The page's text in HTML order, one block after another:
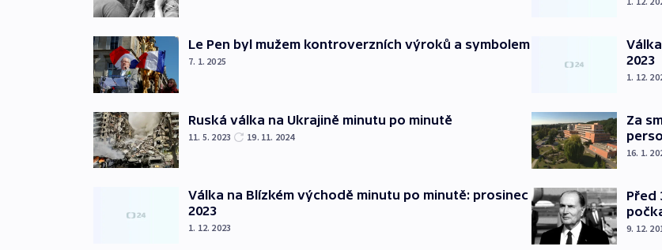
Le Pen byl mužem kontroverzních výroků a symbolem
7. 1. 2025
Ruská válka na Ukrajině minutu po minutě
11. 5. 2023 19. 11. 2024
Válka na Blízkém východě minutu po minutě: prosinec
2023
1. 12. 2023
2023
1. 12.
Za
16. 1.
Před
9. 12.